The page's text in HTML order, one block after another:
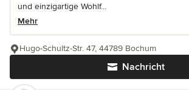
und einzigartige Wohlf...
Mehr
Nachricht
Hugo-Schultz-Str. 47, 44789 Bochum